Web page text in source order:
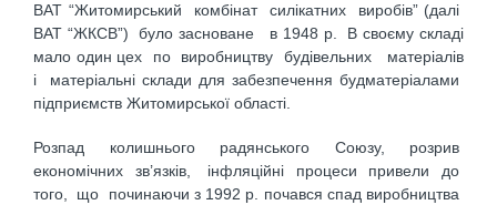
ВАТ “Житомирський комбінат силікатних виробів” (далі
ВАТ “ЖКСВ”) було засноване в 1948 р. В своєму складі
мало один цех по виробництву будівельних матеріалів
і матеріальні склади для забезпечення будматеріалами
підприємств Житомирської області.
Розпад колишнього радянського Союзу, розрив
економічних зв’язків, інфляційні процеси привели до
того, що починаючи з 1992 р. почався спад виробництва